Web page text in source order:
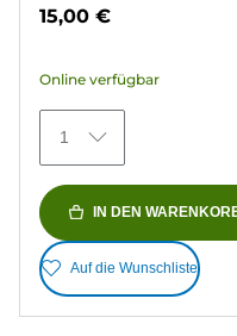
434
Bewertungen
15,00 €
Online verfügbar
1
IN DEN
Auf die Wunschliste